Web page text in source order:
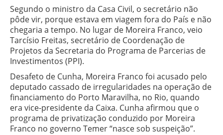
Segundo o ministro da Casa Civil, o secretário não
pôde vir, porque estava em viagem fora do País e não
chegaria a tempo. No lugar de Moreira Franco, veio
Tarcísio Freitas, secretário de Coordenação de
Projetos da Secretaria do Programa de Parcerias de
Investimentos (PPI).
Desafeto de Cunha, Moreira Franco foi acusado pelo
deputado cassado de irregularidades na operação de
financiamento do Porto Maravilha, no Rio, quando
era vice-presidente da Caixa. Cunha afirmou que o
programa de privatização conduzido por Moreira
Franco no governo Temer “nasce sob suspeição”.